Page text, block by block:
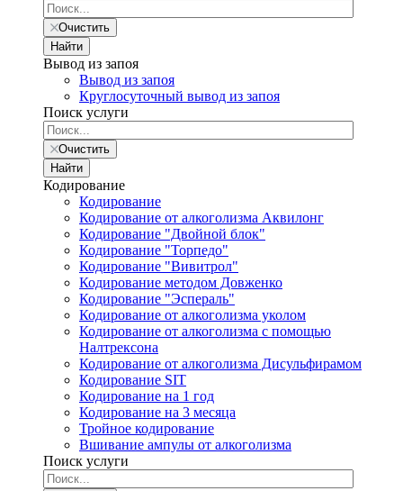
Очистить
Найти
Вывод из запоя
Вывод из запоя
Круглосуточный вывод из запоя
Поиск услуги
Очистить
Найти
Кодирование
Кодирование
Кодирование от алкоголизма Аквилонг
Кодирование "Двойной блок"
Кодирование "Торпедо"
Кодирование "Вивитрол"
Кодирование методом Довженко
Кодирование "Эспераль"
Кодирование от алкоголизма уколом
Кодирование от алкоголизма с помощью
Налтрексона
Кодирование от алкоголизма Дисульфирамом
Кодирование SIT
Кодирование на 1 год
Кодирование на 3 месяца
Тройное кодирование
Вшивание ампулы от алкоголизма
Поиск услуги